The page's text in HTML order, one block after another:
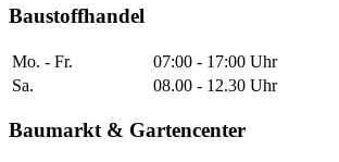
Baustoffhandel
Mo. - Fr.
07:00 - 17:00 Uhr
Sa.
08.00 - 12.30 Uhr
Baumarkt & Gartencenter